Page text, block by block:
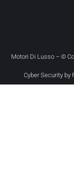
Motori Di Lusso – ©
Cyber Security by